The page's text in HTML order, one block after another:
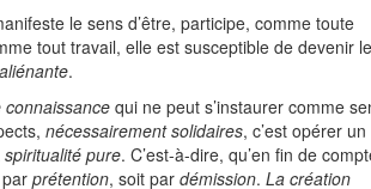
le sens d’être, participe, comme toute
tout travail, elle est susceptible de devenir le
.
qui ne peut s’instaurer comme
nécessairement solidaires, c’est opérer un
spiritualité pure. C’est-à-dire, qu’en fin de
prétention, soit par démission. La création